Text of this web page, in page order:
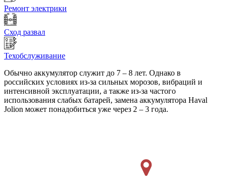
Ремонт электрики
Сход развал
Техобслуживание
Обычно аккумулятор служит до 7 – 8 лет. Однако в
российских условиях из-за сильных морозов, вибраций и
интенсивной эксплуатации, а также из-за частого
использования слабых батарей, замена аккумулятора Haval
Jolion может понадобиться уже через 2 – 3 года.